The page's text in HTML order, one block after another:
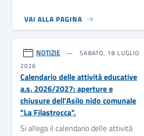
VAI ALLA PAGINA
NOTIZIE
SABATO, 18 LUGLIO
2026
Calendario delle attività educative
a.s. 2026/2027: aperture e
chiusure dell'Asilo nido comunale
"La Filastrocca".
Si allega il calendario delle attività